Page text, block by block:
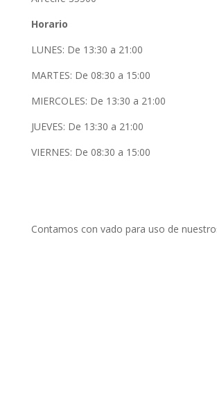
Horario
LUNES: De 13:30 a 21:00
MARTES: De 08:30 a 15:00
MIERCOLES: De 13:30 a 21:00
JUEVES: De 13:30 a 21:00
VIERNES: De 08:30 a 15:00
Contamos con vado para uso de